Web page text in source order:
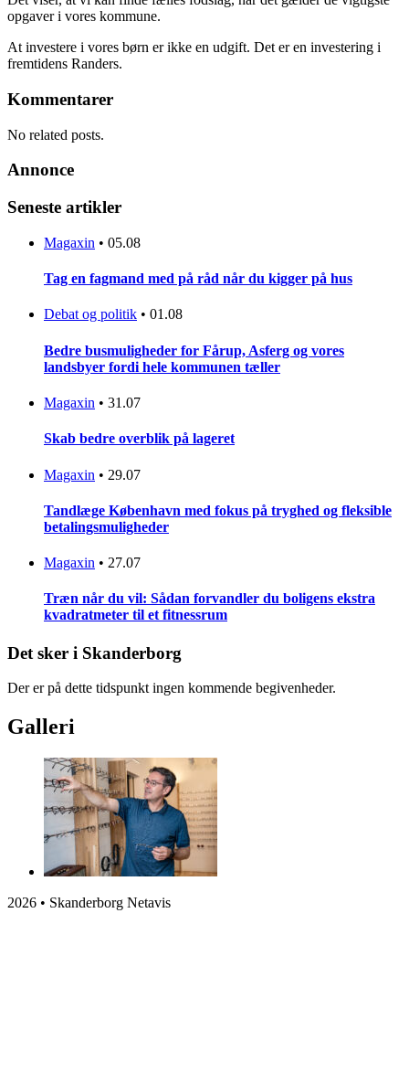
opgaver i vores kommune.
At investere i vores børn er ikke en udgift. Det er en investering i
fremtidens Randers.
Kommentarer
No related posts.
Annonce
Seneste artikler
Magaxin • 05.08
Tag en fagmand med på råd når du kigger på hus
Debat og politik • 01.08
Bedre busmuligheder for Fårup, Asferg og vores
landsbyer fordi hele kommunen tæller
Magaxin • 31.07
Skab bedre overblik på lageret
Magaxin • 29.07
Tandlæge København med fokus på tryghed og fleksible
betalingsmuligheder
Magaxin • 27.07
Træn når du vil: Sådan forvandler du boligens ekstra
kvadratmeter til et fitnessrum
Det sker i Skanderborg
Der er på dette tidspunkt ingen kommende begivenheder.
Galleri
2026 • Skanderborg Netavis